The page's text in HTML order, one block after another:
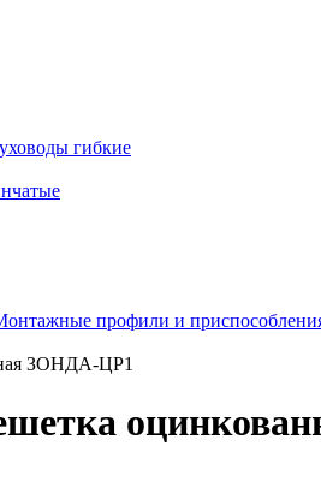
гибкие
профили и
ЗОНДА-ЦР1